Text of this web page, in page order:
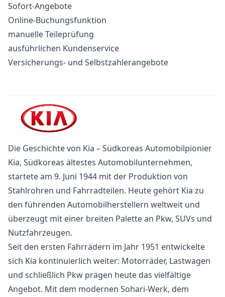
Sofort-Angebote
Online-Buchungsfunktion
manuelle Teileprüfung
ausführlichen Kundenservice
Versicherungs- und Selbstzahlerangebote
Die Geschichte von Kia – Südkoreas Automobilpionier
Kia, Südkoreas ältestes Automobilunternehmen,
startete am 9. Juni 1944 mit der Produktion von
Stahlrohren und Fahrradteilen. Heute gehört Kia zu
den führenden Automobilherstellern weltweit und
überzeugt mit einer breiten Palette an Pkw, SUVs und
Nutzfahrzeugen.
Seit den ersten Fahrrädern im Jahr 1951 entwickelte
sich Kia kontinuierlich weiter: Motorräder, Lastwagen
und schließlich Pkw prägen heute das vielfältige
Angebot. Mit dem modernen Sohari-Werk, dem